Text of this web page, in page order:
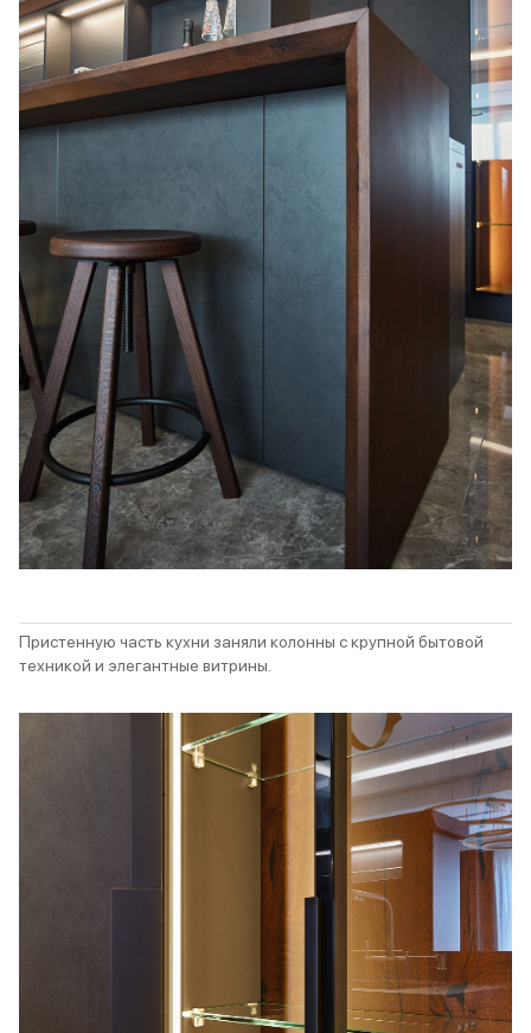
Пристенную часть кухни заняли колонны с крупной бытовой
техникой и элегантные витрины.